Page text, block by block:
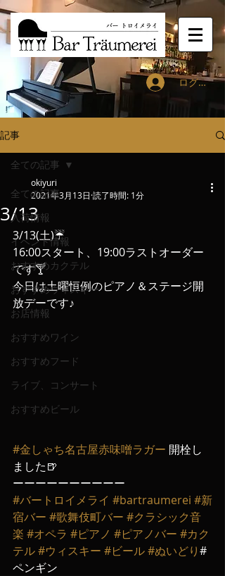
ログイン
記事
全ての記事
入荷情報
イベント情報
おすすめカクテル
おすすめウィスキー
お店情報
おすすめワイン
おすすめフード
ライブ、コンサート
おすすめビール
全ての記事
3/13
okiyuri
2021年3月13日 読了時間: 1分
3/13(土)☔️
16:00スタート、19:00ラストオーダー
です🍸
今日は土曜恒例のピアノ＆ステージ開
放デーです♪
#金しゃち名古屋赤味噌ラガー 開栓し
ました🍺
ーーーーーーーーーー
#バートロイメライ #bartraumerei #新
宿バー #歌舞伎町バー #クラシック音
楽 #オペラ #ピアノ #ピアノバー #カク
テル#ウィスキー #ビール#ぬいどり#
ペンギン